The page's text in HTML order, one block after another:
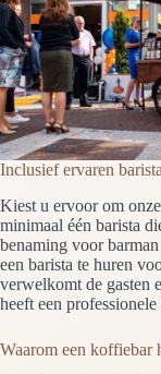
Inclusief ervaren barista
Kiest u ervoor om
minimaal één barista
benaming voor
een barista te huren
verwelkomt de gasten
heeft een
Waarom een koffiebar